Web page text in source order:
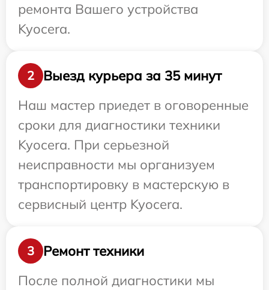
ремонта Вашего устройства
Kyocera.
2
Выезд курьера за 35 минут
Наш мастер приедет в оговоренные
сроки для диагностики техники
Kyocera. При серьезной
неисправности мы организуем
транспортировку в мастерскую в
сервисный центр Kyocera.
3
Ремонт техники
После полной диагностики мы